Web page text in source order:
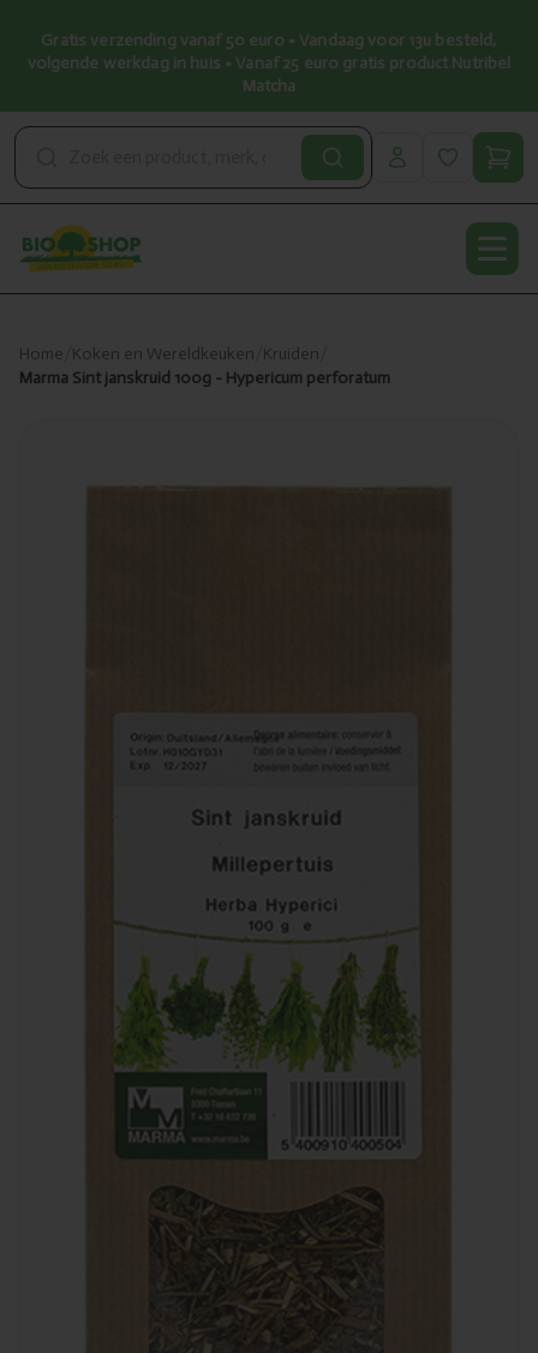
Gratis verzending vanaf 50 euro • Vandaag voor 13u besteld,
volgende werkdag in huis • Vanaf 25 euro gratis product Nutribel
Matcha
Home Koken en Wereldkeuken Kruiden
Marma Sint janskruid 100g - Hypericum perforatum